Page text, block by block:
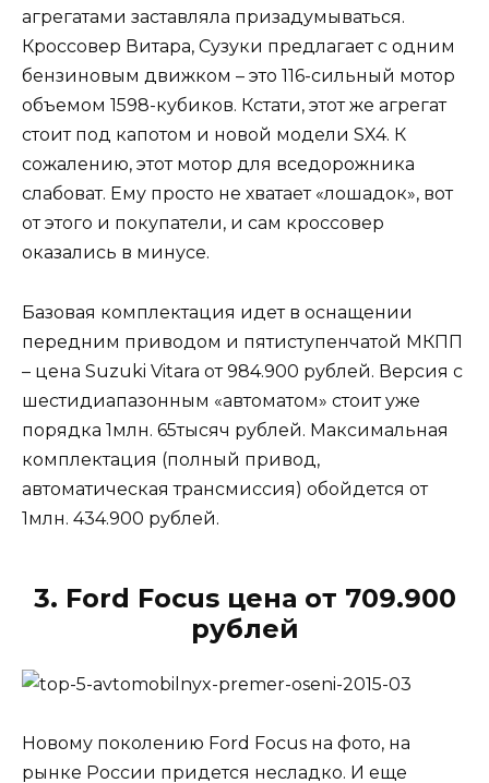
агрегатами заставляла призадумываться.
Кроссовер Витара, Сузуки предлагает с одним
бензиновым движком – это 116-сильный мотор
объемом 1598-кубиков. Кстати, этот же агрегат
стоит под капотом и новой модели SX4. К
сожалению, этот мотор для вседорожника
слабоват. Ему просто не хватает «лошадок», вот
от этого и покупатели, и сам кроссовер
оказались в минусе.
Базовая комплектация идет в оснащении
передним приводом и пятиступенчатой МКПП
– цена Suzuki Vitara от 984.900 рублей. Версия с
шестидиапазонным «автоматом» стоит уже
порядка 1млн. 65тысяч рублей. Максимальная
комплектация (полный привод,
автоматическая трансмиссия) обойдется от
1млн. 434.900 рублей.
3. Ford Focus цена от 709.900
рублей
Новому поколению Ford Focus на фото, на
рынке России придется несладко. И еще